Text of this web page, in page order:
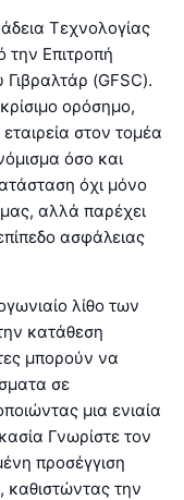
άδεια Τεχνολογίας
την Επιτροπή
(GFSC).
ορόσημο,
στον τομέα
όσο και
όχι μόνο
αλλά παρέχει
ασφάλειας
λίθο των
κατάθεση
μπορούν να
σε
μια ενιαία
Γνωρίστε τον
προσέγγιση
καθιστώντας την